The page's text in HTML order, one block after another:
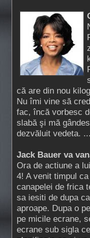
că are din nou
Nu îmi vine să
fac, încă vorbesc
slabă şi mă
dezvăluit vedeta. ...
Jack Bauer va
Ora de actiune a
4! A venit timpul
canapelei de frica
sa iesiti de dupa
aproape. Dupa o
pe micile ecrane,
ecrane sub sigla